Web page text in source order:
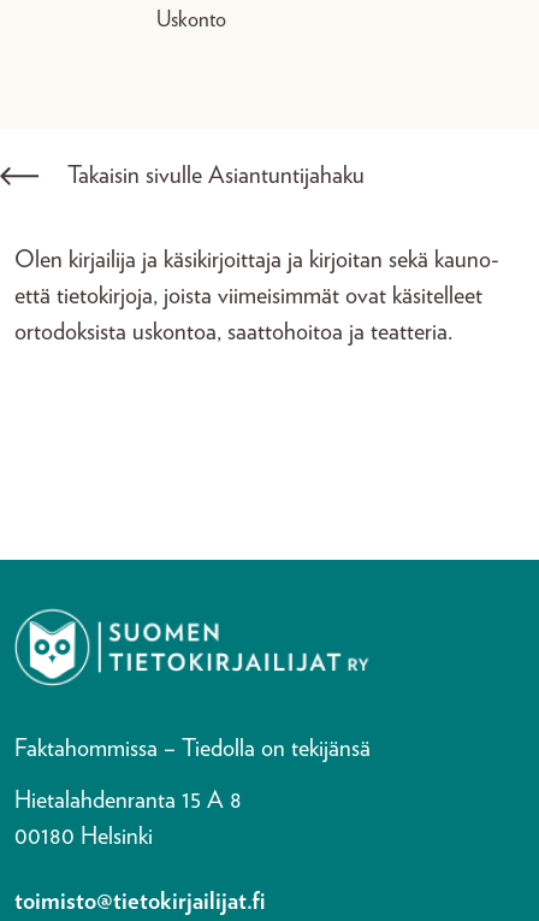
Uskonto
Takaisin sivulle Asiantuntijahaku
Olen kirjailija ja käsikirjoittaja ja kirjoitan sekä kauno-
että tietokirjoja, joista viimeisimmät ovat käsitelleet
ortodoksista uskontoa, saattohoitoa ja teatteria.
Faktahommissa – Tiedolla on tekijänsä
Hietalahdenranta 15 A 8
00180 Helsinki
toimisto@tietokirjailijat.fi